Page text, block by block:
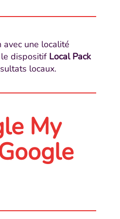
une localité
dispositif Local Pack
locaux.
My